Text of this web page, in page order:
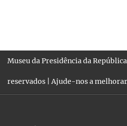
Museu da Presidência da
reservados |Ajude-nos a melhorar